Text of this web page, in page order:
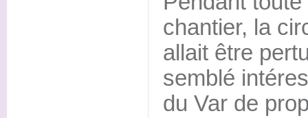
chantier, la
allait être
semblé
du Var de